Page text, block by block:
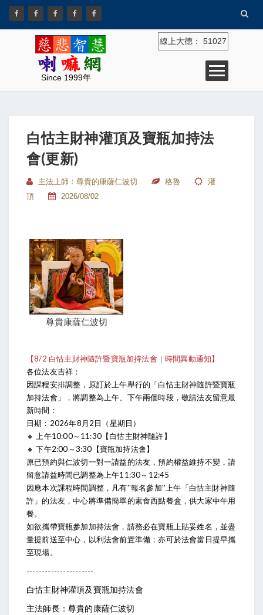
Since 1999年
線上大德： 51027
白怙主財神灌頂及寶瓶加持法
會(更新)
主法上師：尊貴的康薩仁波切 格魯
灌
頂
2026/08/02
尊貴康薩仁波切
【8/2 白怙主財神隨許暨寶瓶加持法會｜時間異動通知】
各位法友吉祥：
因課程安排調整，原訂於上午舉行的「白怙主財神隨許暨寶瓶
加持法會」，將調整為上午、下午兩個時段，敬請法友留意最
新時間：
日期：2026年8月2日（星期日）
🔸 上午10:00～11:30【白怙主財神隨許】
🔸 下午2:00～3:30【寶瓶加持法會】
原已預約與仁波切一對一請益的法友，預約權益維持不變，請
留意請益時間已調整為上午11:30～12:45
因應本次課程時間調整，凡有''報名參加''上午「白怙主財神隨
許」的法友，中心將準備簡單的素食西點餐盒，供大家中午用
餐。
如欲攜帶寶瓶參加加持法會，請務必在寶瓶上貼妥姓名，並盡
量提前送至中心，以利法會前置準備；亦可於法會當日提早攜
至現場。
----------------------
白怙主財神灌頂及寶瓶加持法會
主法師長：尊貴的康薩仁波切